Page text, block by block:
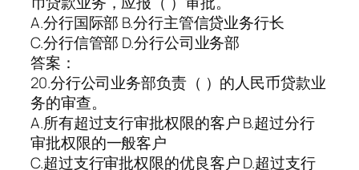
A.分行国际部 B.分行主管信贷业务行长
C.分行信管部 D.分行公司业务部
答案：
20.分行公司业务部负责（ ）的人民币贷款业
务的审查。
A.所有超过支行审批权限的客户 B.超过分行
审批权限的一般客户
C.超过支行审批权限的优良客户 D.超过支行